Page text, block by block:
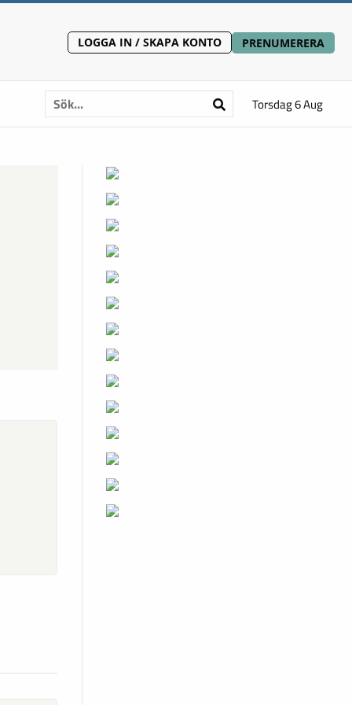
LOGGA IN / SKAPA KONTO PRENUMERERA
Torsdag 6 Aug